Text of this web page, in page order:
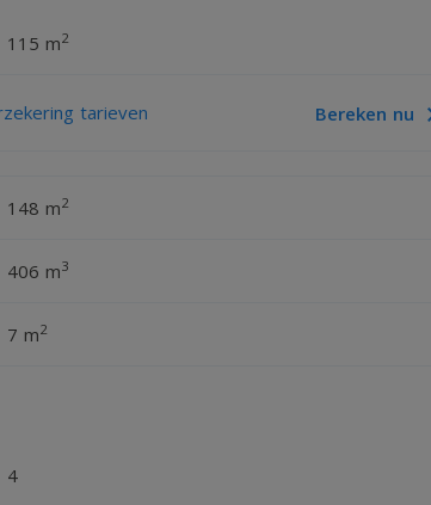
115 m2
tarieven Bereken nu
148 m2
406 m3
7 m2
4